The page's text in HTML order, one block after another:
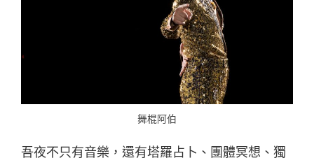
舞棍阿伯
吾夜不只有音樂，還有塔羅占卜、團體冥想、獨